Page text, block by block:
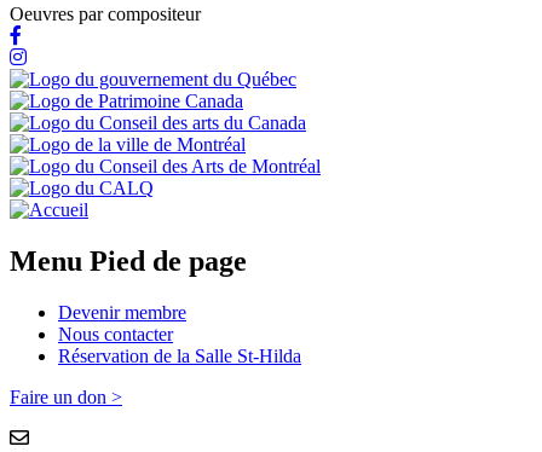
Oeuvres par compositeur
Menu Pied de page
Devenir membre
Nous contacter
Réservation de la Salle St-Hilda
Faire un don >